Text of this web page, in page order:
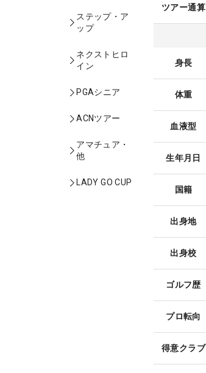
ステップ・ア
ップ
ネクストヒロ
イン
PGAシニア
ACNツアー
アマチュア・
他
LADY GO CUP
ツアー通算
身長
体重
血液型
生年月日
国籍
出身地
出身校
ゴルフ歴
プロ転向
得意クラブ